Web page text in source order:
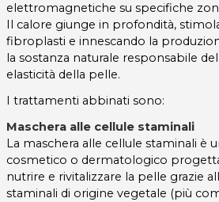
elettromagnetiche su specifiche
Il calore giunge in profondità,
fibroplasti e innescando la
la sostanza naturale responsabile
elasticità della pelle.
I trattamenti abbinati sono:
Maschera alle cellule staminali
La maschera alle cellule staminali è
cosmetico o dermatologico
nutrire e rivitalizzare la pelle grazie
staminali di origine vegetale (più